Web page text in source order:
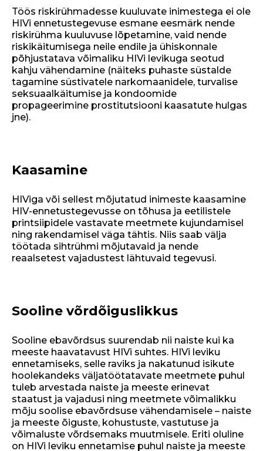
Töös riskirühmadesse kuuluvate inimestega ei ole
HIVi ennetustegevuse esmane eesmärk nende
riskirühma kuuluvuse lõpetamine, vaid nende
riskikäitumisega neile endile ja ühiskonnale
põhjustatava võimaliku HIVi levikuga seotud
kahju vähendamine (näiteks puhaste süstalde
tagamine süstivatele narkomaanidele, turvalise
seksuaalkäitumise ja kondoomide
propageerimine prostitutsiooni kaasatute hulgas
jne).
Kaasamine
HIViga või sellest mõjutatud inimeste kaasamine
HIV-ennetustegevusse on tõhusa ja eetilistele
printsiipidele vastavate meetmete kujundamisel
ning rakendamisel väga tähtis. Niis saab välja
töötada sihtrühmi mõjutavaid ja nende
reaalsetest vajadustest lähtuvaid tegevusi.
Sooline võrdõiguslikkus
Sooline ebavõrdsus suurendab nii naiste kui ka
meeste haavatavust HIVi suhtes. HIVi leviku
ennetamiseks, selle raviks ja nakatunud isikute
hoolekandeks väljatöötatavate meetmete puhul
tuleb arvestada naiste ja meeste erinevat
staatust ja vajadusi ning meetmete võimalikku
mõju soolise ebavõrdsuse vähendamisele – naiste
ja meeste õiguste, kohustuste, vastutuse ja
võimaluste võrdsemaks muutmisele. Eriti oluline
on HIVi leviku ennetamise puhul naiste ja meeste